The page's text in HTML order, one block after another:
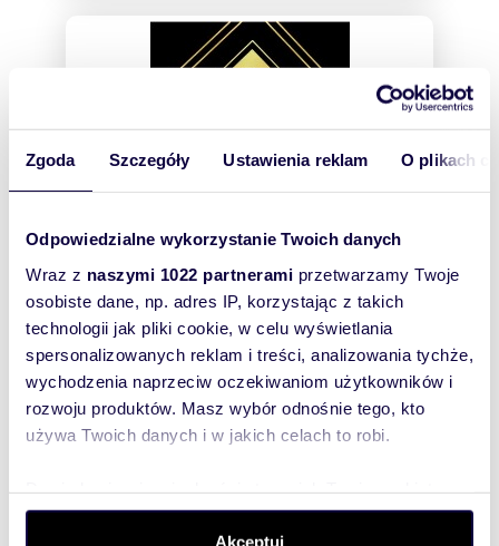
Zgoda Szczegóły Ustawienia reklam O plikach
Odpowiedzialne wykorzystanie Twoich danych
Wraz z naszymi 1022 partnerami przetwarzamy Twoje
osobiste dane, np. adres IP, korzystając z takich
technologii jak pliki cookie, w celu wyświetlania
spersonalizowanych reklam i treści, analizowania tychże,
wychodzenia naprzeciw oczekiwaniom użytkowników i
rozwoju produktów. Masz wybór odnośnie tego, kto
używa Twoich danych i w jakich celach to robi.
dane są przetwarzane oraz ustaw własne preferencje w
. W Deklaracji plików cookie możesz
Akceptuj
MEROSS Nieruchomości
ul. Ludowa 15
42-200, Częstochowa
Sprzedaż:1
Więcej